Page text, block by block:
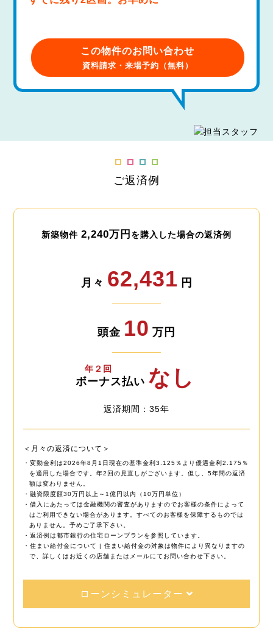
この物件のお問い合わせ
資料請求・来場予約（無料）
ご返済例
新築物件 2,240万円 を購入した場合の返済例
月々 62,431 円
頭金 10 万円
年２回
ボーナス払い なし
返済期間：35年
＜月々の返済について＞
・変動金利は2026年8月1日現在の基準金利3.125％より優遇金利2.175％
を適用した場合です。年2回の見直しがございます。但し、5年間の返済
額は変わりません。
・融資限度額30万円以上～1億円以内（10万円単位）
・借入にあたっては金融機関の審査がありますのでお客様の条件によって
はご利用できない場合があります。すべてのお客様を保障するものでは
ありません。予めご了承下さい。
・返済例は都市銀行の住宅ローンプランを参照しています。
・住まい給付金について | 住まい給付金の対象は物件により異なりますの
で、詳しくはお近くの店舗またはメールにてお問い合わせ下さい。
ローンシミュレーター